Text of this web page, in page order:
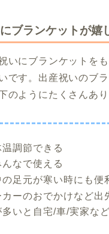
ブランケットが嬉
いにブランケットを
です。出産祝いのブ
のようにたくさんあり
温調節できる
んなで使える
足元が寒い時にも便
ーのおでかけなど出
多いと自宅/車/実家な